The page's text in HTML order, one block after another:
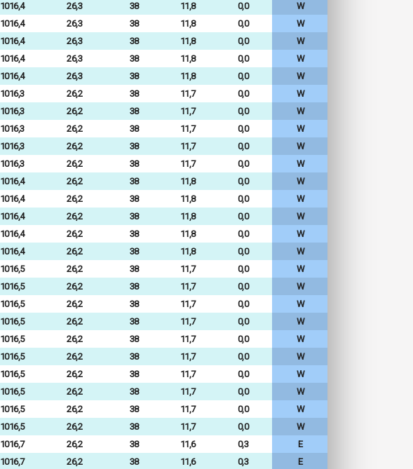
1016,4 26,3 38 11,8 0,0
W
1016,4 26,3 38 11,8 0,0
W
1016,4 26,3 38 11,8 0,0
W
1016,4 26,3 38 11,8 0,0
W
1016,4 26,3 38 11,8 0,0
W
1016,3 26,2 38 11,7 0,0
W
1016,3 26,2 38 11,7 0,0
W
1016,3 26,2 38 11,7 0,0
W
1016,3 26,2 38 11,7 0,0
W
1016,3 26,2 38 11,7 0,0
W
1016,4 26,2 38 11,8 0,0
W
1016,4 26,2 38 11,8 0,0
W
1016,4 26,2 38 11,8 0,0
W
1016,4 26,2 38 11,8 0,0
W
1016,4 26,2 38 11,8 0,0
W
1016,5 26,2 38 11,7 0,0
W
1016,5 26,2 38 11,7 0,0
W
1016,5 26,2 38 11,7 0,0
W
1016,5 26,2 38 11,7 0,0
W
1016,5 26,2 38 11,7 0,0
W
1016,5 26,2 38 11,7 0,0
W
1016,5 26,2 38 11,7 0,0
W
1016,5 26,2 38 11,7 0,0
W
1016,5 26,2 38 11,7 0,0
W
1016,5 26,2 38 11,7 0,0
W
1016,7 26,2 38 11,6 0,3
E
1016,7 26,2 38 11,6 0,3
E